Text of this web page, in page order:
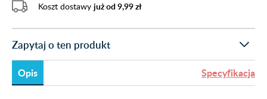
Koszt dostawy już od 9,99 zł
Zapytaj o ten produkt
Opis Specyfikacja